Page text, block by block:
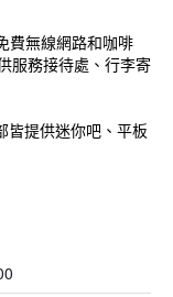
費無線網路和咖啡
服務接待處、行李寄
皆提供迷你吧、平板